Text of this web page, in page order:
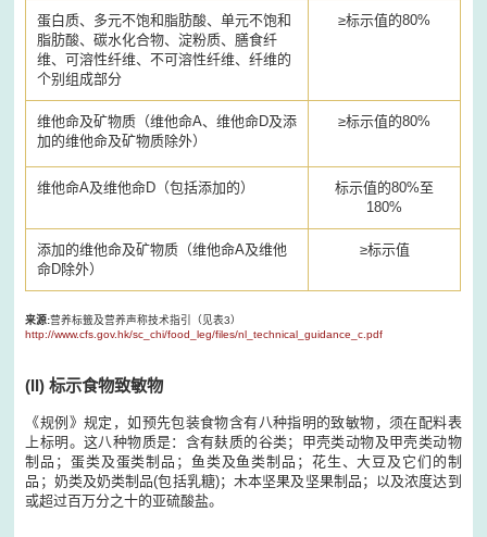
蛋白质、多元不饱和脂肪酸、单元不饱和
脂肪酸、碳水化合物、淀粉质、膳食纤
维、可溶性纤维、不可溶性纤维、纤维的
个别组成部分
≥标示值的80%
维他命及矿物质（维他命A、维他命D及添
加的维他命及矿物质除外）
≥标示值的80%
维他命A及维他命D（包括添加的）
标示值的80%至
180%
添加的维他命及矿物质（维他命A及维他
命D除外）
≥标示值
来源:营养标籤及营养声称技术指引（见表3）
http://www.cfs.gov.hk/sc_chi/food_leg/files/nl_technical_guidance_c.pdf
(II) 标示食物致敏物
《规例》规定，如预先包装食物含有八种指明的致敏物，须在配料表
上标明。这八种物质是：含有麸质的谷类；甲壳类动物及甲壳类动物
制品；蛋类及蛋类制品；鱼类及鱼类制品；花生、大豆及它们的制
品；奶类及奶类制品(包括乳糖)；木本坚果及坚果制品；以及浓度达到
或超过百万分之十的亚硫酸盐。